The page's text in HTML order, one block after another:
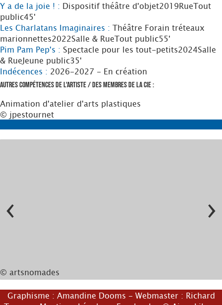
Y a de la joie ! : Dispositif théâtre d'objet2019RueTout
public45'
Les Charlatans Imaginaires : Théâtre Forain tréteaux
marionnettes2022Salle & RueTout public55'
Pim Pam Pep's : Spectacle pour les tout-petits2024Salle
& RueJeune public35'
Indécences : 2026-2027 - En création
Autres compétences de l'artiste / des membres de la Cie :
Animation d'atelier d'arts plastiques
© jpestournet
© artsnomades
‹ ›
Graphisme : Amandine Dooms - Webmaster : Richard